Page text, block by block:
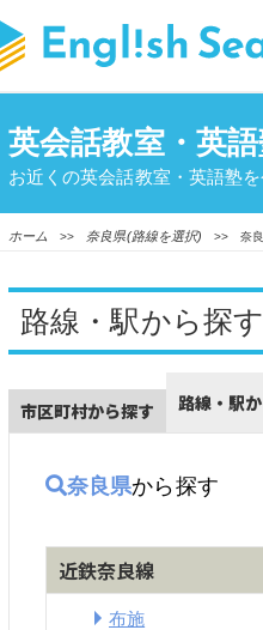
英会話教室・英
お近くの英会話教室・英語塾
ホーム >> 奈良県(路線を選択) >> 奈良
路線・駅から探す
市区町村から探す 路線・駅
奈良県から探す
近鉄奈良線
布施